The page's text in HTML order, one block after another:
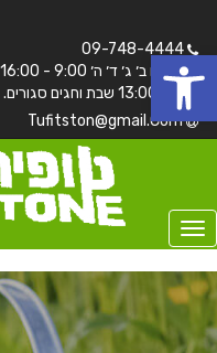
7:00 - 13:00 שבת וחגים סגורים.
Tufitston@gmail.Com